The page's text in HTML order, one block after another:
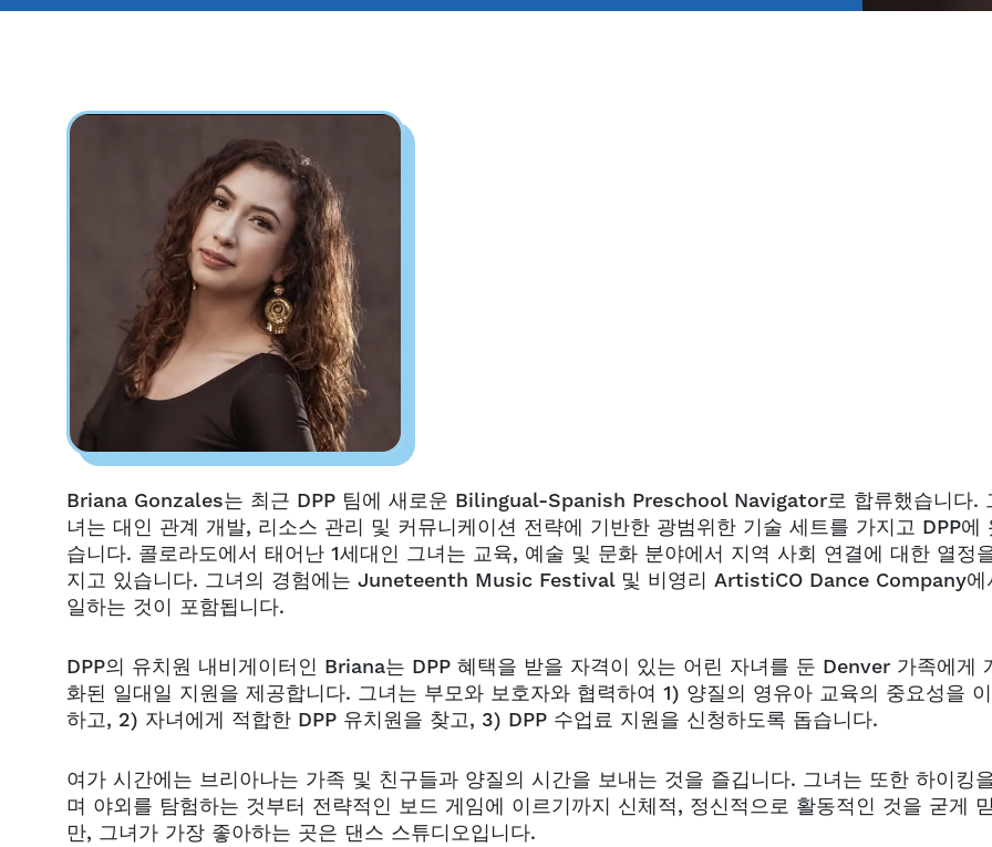
Briana Gonzales는 최근 DPP 팀에 새로운 Bilingual-Spanish Preschool Navigator로 합류했습니다.
녀는 대인 관계 개발, 리소스 관리 및 커뮤니케이션 전략에 기반한 광범위한 기술 세트를 가지고 DPP에
습니다. 콜로라도에서 태어난 1세대인 그녀는 교육, 예술 및 문화 분야에서 지역 사회 연결에 대한 열정
지고 있습니다. 그녀의 경험에는 Juneteenth Music Festival 및 비영리 ArtistiCO Dance Company에
일하는 것이 포함됩니다.
DPP의 유치원 내비게이터인 Briana는 DPP 혜택을 받을 자격이 있는 어린 자녀를 둔 Denver 가족에게
화된 일대일 지원을 제공합니다. 그녀는 부모와 보호자와 협력하여 1) 양질의 영유아 교육의 중요성을
하고, 2) 자녀에게 적합한 DPP 유치원을 찾고, 3) DPP 수업료 지원을 신청하도록 돕습니다.
여가 시간에는 브리아나는 가족 및 친구들과 양질의 시간을 보내는 것을 즐깁니다. 그녀는 또한 하이킹
며 야외를 탐험하는 것부터 전략적인 보드 게임에 이르기까지 신체적, 정신적으로 활동적인 것을 굳게
만, 그녀가 가장 좋아하는 곳은 댄스 스튜디오입니다.